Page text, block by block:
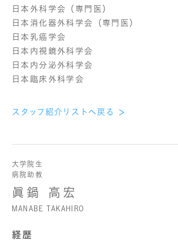
日本外科学会（専門医）
日本消化器外科学会（専門医）
日本乳癌学会
日本内視鏡外科学会
日本内分泌外科学会
日本臨床外科学会
スタッフ紹介リストへ戻る
大学院生
病院助教
眞鍋 高宏
MANABE TAKAHIRO
経歴